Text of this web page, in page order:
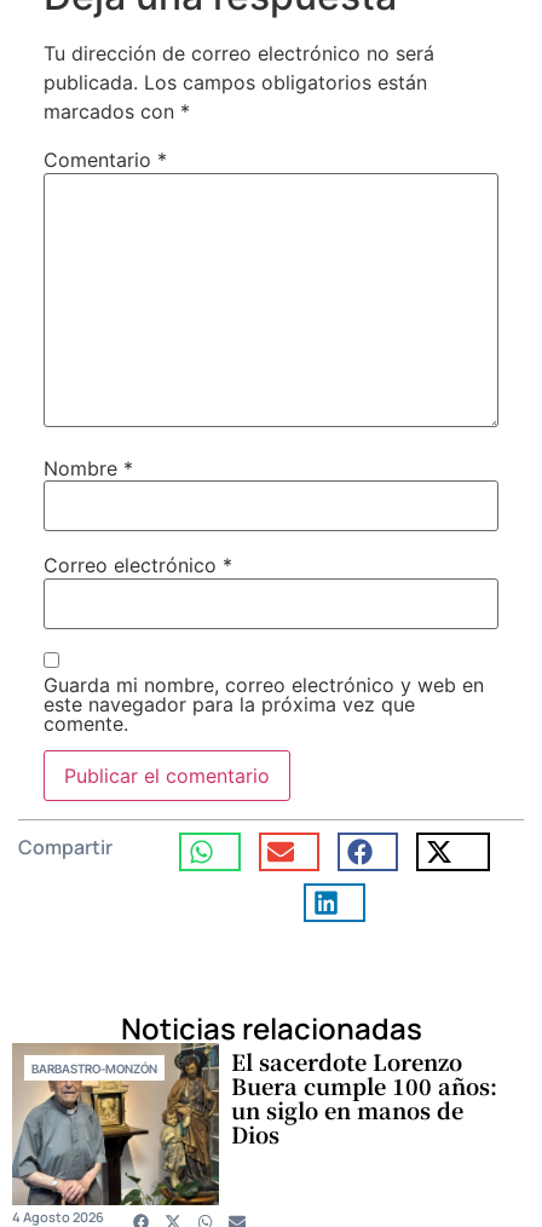
Tu dirección de correo electrónico no será
publicada. Los campos obligatorios están
marcados con *
Comentario *
Nombre *
Correo electrónico *
Guarda mi nombre, correo electrónico y web en
este navegador para la próxima vez que
comente.
Compartir
Noticias relacionadas
BARBASTRO-MONZÓN El sacerdote Lorenzo
Buera cumple 100 años:
un siglo en manos de
Dios
4 Agosto 2026